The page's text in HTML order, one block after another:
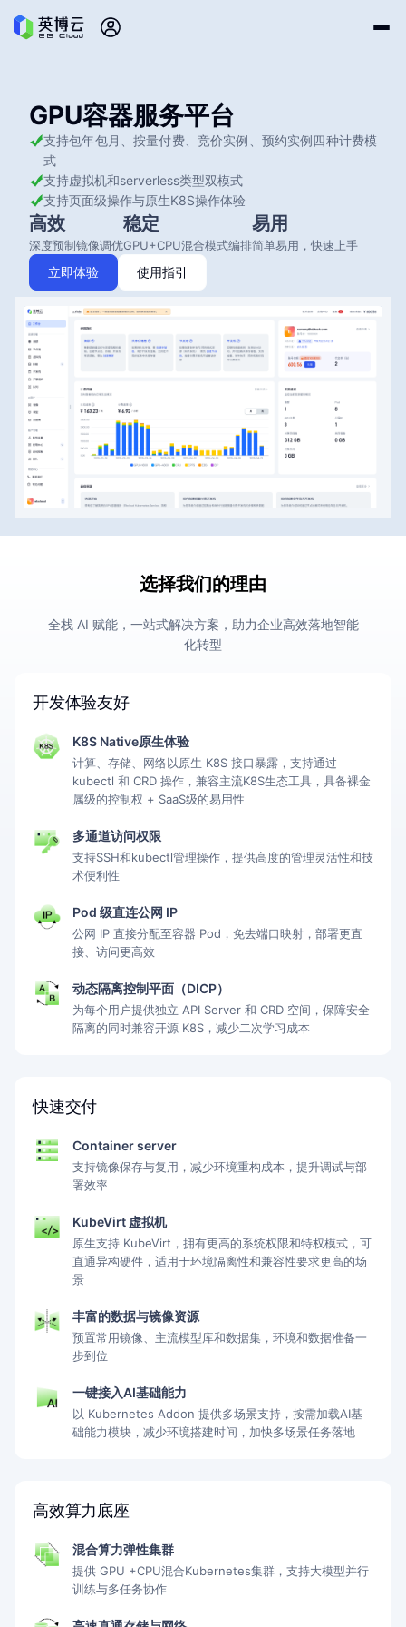
GPU容器服务平台
支持包年包月、按量付费、竞价实例、预约实例四种计费模
式
支持虚拟机和serverless类型双模式
支持页面级操作与原生K8S操作体验
高效
深度预制镜像调优
稳定
GPU+CPU混合模式编排
易用
简单易用，快速上手
立即体验 使用指引
选择我们的理由
全栈 AI 赋能，一站式解决方案，助力企业高效落地智能
化转型
开发体验友好
K8S Native原生体验
计算、存储、网络以原生 K8S 接口暴露，支持通过
kubectl 和 CRD 操作，兼容主流K8S生态工具，具备裸金
属级的控制权 + SaaS级的易用性
多通道访问权限
支持SSH和kubectl管理操作，提供高度的管理灵活性和技
术便利性
Pod 级直连公网 IP
公网 IP 直接分配至容器 Pod，免去端口映射，部署更直
接、访问更高效
动态隔离控制平面（DICP）
为每个用户提供独立 API Server 和 CRD 空间，保障安全
隔离的同时兼容开源 K8S，减少二次学习成本
快速交付
Container server
支持镜像保存与复用，减少环境重构成本，提升调试与部
署效率
KubeVirt 虚拟机
原生支持 KubeVirt，拥有更高的系统权限和特权模式，可
直通异构硬件，适用于环境隔离性和兼容性要求更高的场
景
丰富的数据与镜像资源
预置常用镜像、主流模型库和数据集，环境和数据准备一
步到位
一键接入AI基础能力
以 Kubernetes Addon 提供多场景支持，按需加载AI基
础能力模块，减少环境搭建时间，加快多场景任务落地
高效算力底座
混合算力弹性集群
提供 GPU +CPU混合Kubernetes集群，支持大模型并行
训练与多任务协作